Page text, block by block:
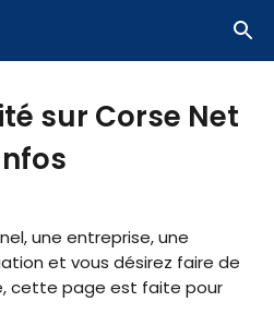
sur Corse Net
une entreprise, une
et vous désirez faire de
cette page est faite pour